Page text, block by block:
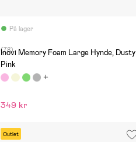
På lager
(78)
Inovi Memory Foam Large Hynde, Dusty
Pink
349 kr
Outlet